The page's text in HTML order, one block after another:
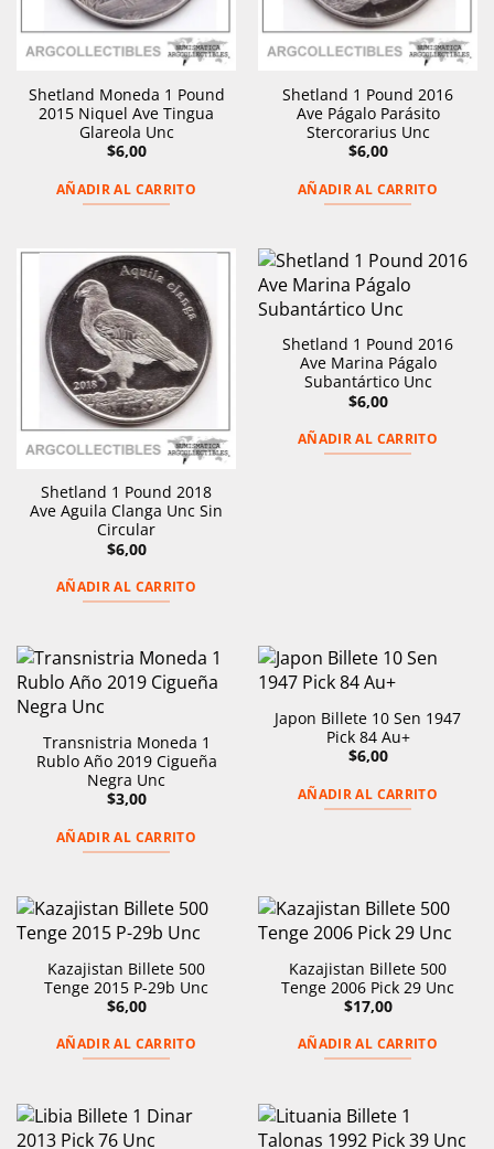
Shetland Moneda 1 Pound
2015 Niquel Ave Tingua
Glareola Unc
$6,00
AÑADIR AL CARRITO
Shetland 1 Pound 2016
Ave Págalo Parásito
Stercorarius Unc
$6,00
AÑADIR AL CARRITO
Shetland 1 Pound 2018
Ave Aguila Clanga Unc Sin
Circular
$6,00
AÑADIR AL CARRITO
Shetland 1 Pound 2016
Ave Marina Págalo
Subantártico Unc
$6,00
AÑADIR AL CARRITO
Transnistria Moneda 1
Rublo Año 2019 Cigueña
Negra Unc
$3,00
AÑADIR AL CARRITO
Japon Billete 10 Sen 1947
Pick 84 Au+
$6,00
AÑADIR AL CARRITO
Kazajistan Billete 500
Tenge 2015 P-29b Unc
$6,00
AÑADIR AL CARRITO
Kazajistan Billete 500
Tenge 2006 Pick 29 Unc
$17,00
AÑADIR AL CARRITO